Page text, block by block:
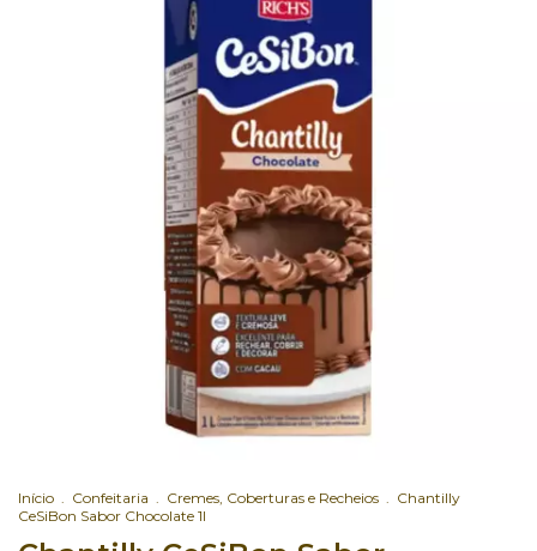
Início . Confeitaria . Cremes, Coberturas e Recheios . Chantilly
CeSiBon Sabor Chocolate 1l